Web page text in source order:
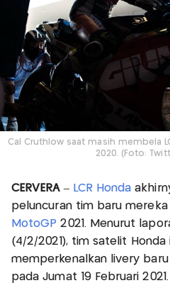
Cal Cruthlow saat masih membela
2020. (Foto:
CERVERA–LCR Honda
peluncuran tim baru
MotoGP2021. Menurut
(4/2/2021), tim satelit
memperkenalkan livery baru
pada Jumat 19 Februari 2021.